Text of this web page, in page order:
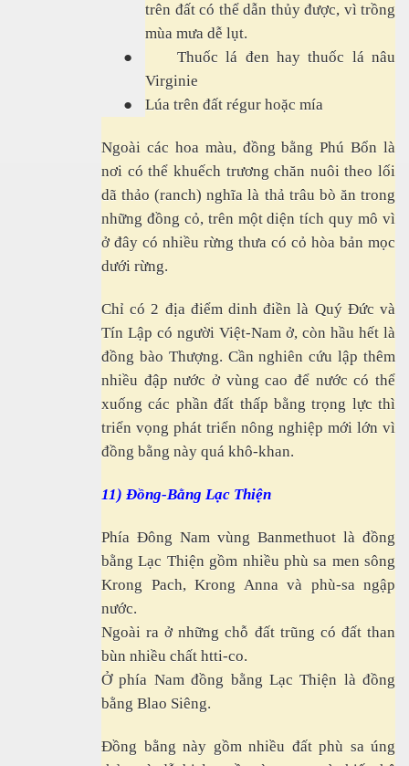
trên đất có thể dẫn thủy được, vì trồng
mùa mưa dễ lụt.
●
Thuốc lá đen hay thuốc lá nâu
Virginie
●
Lúa trên đất régur hoặc mía
Ngoài các hoa màu, đồng bằng Phú Bổn là
nơi có thể khuếch trương chăn nuôi theo lối
dã thảo (ranch) nghĩa là thả trâu bò ăn trong
những đồng cỏ, trên một diện tích quy mô vì
ở đây có nhiều rừng thưa có cỏ hòa bản mọc
dưới rừng.
Chỉ có 2 địa điểm dinh điền là Quý Đức và
Tín Lập có người Việt-Nam ở, còn hầu hết là
đồng bào Thượng. Cần nghiên cứu lập thêm
nhiều đập nước ở vùng cao để nước có thể
xuống các phần đất thấp bằng trọng lực thì
triển vọng phát triển nông nghiệp mới lớn vì
đồng bằng này quá khô-khan.
11) Đồng-Bằng Lạc Thiện
Phía Đông Nam vùng Banmethuot là đồng
bằng Lạc Thiện gồm nhiều phù sa men sông
Krong Pach, Krong Anna và phù-sa ngập
nước.
Ngoài ra ở những chỗ đất trũng có đất than
bùn nhiều chất htti-co.
Ở phía Nam đồng bằng Lạc Thiện là đồng
bằng Blao Siêng.
Đồng bằng này gồm nhiều đất phù sa úng